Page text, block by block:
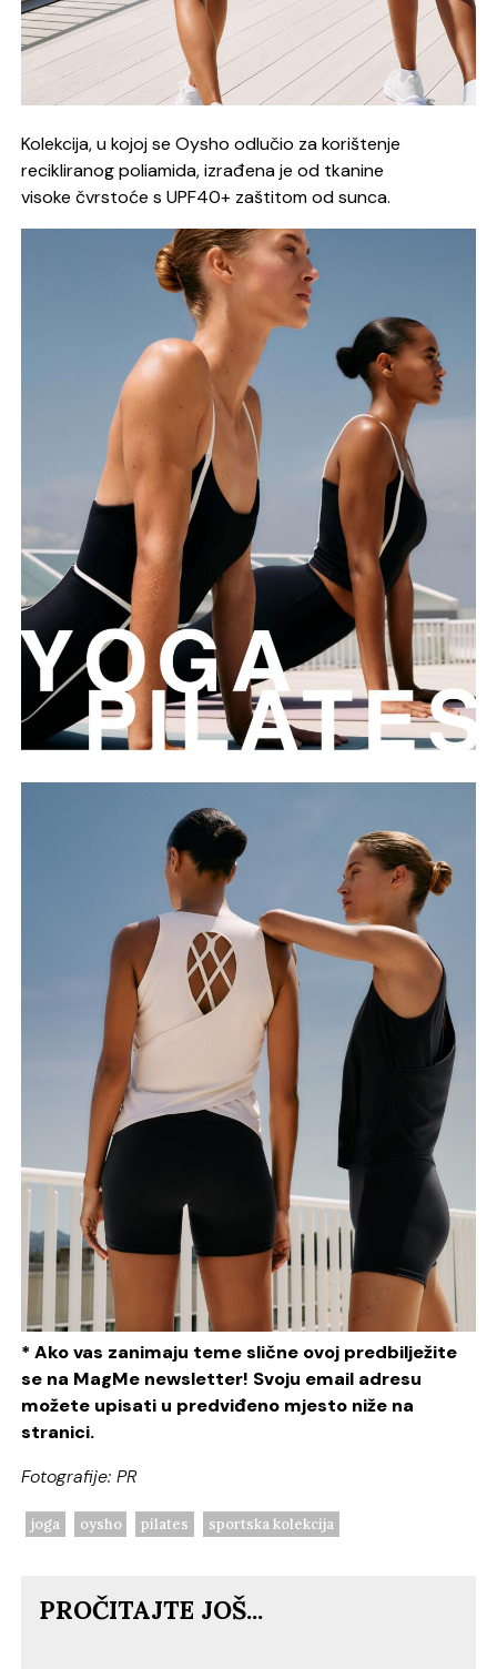
Kolekcija, u kojoj se Oysho odlučio za korištenje
recikliranog poliamida, izrađena je od tkanine
visoke čvrstoće s UPF40+ zaštitom od sunca.
* Ako vas zanimaju teme slične ovoj predbilježite
se na MagMe newsletter! Svoju email adresu
možete upisati u predviđeno mjesto niže na
stranici.
Fotografije: PR
joga oysho pilates sportska kolekcija
PROČITAJTE JOŠ...